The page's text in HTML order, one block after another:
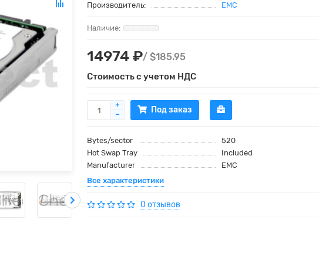
Производитель:
EMC
14974 ₽/ $185.95
Стоимость с учетом НДС
Под заказ
Bytes/sector
520
Hot Swap Tray
Included
Manufacturer
EMC
Все характеристики
0 отзывов